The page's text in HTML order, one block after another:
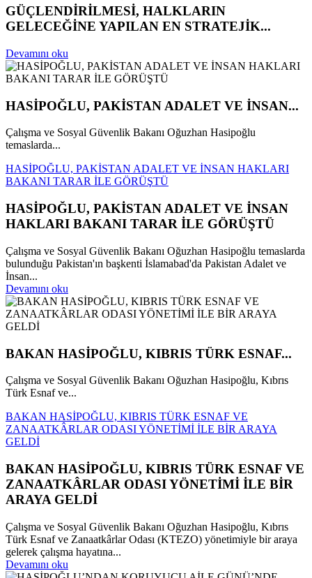
GÜÇLENDİRİLMESİ, HALKLARIN
GELECEĞİNE YAPILAN EN STRATEJİK...
Devamını oku
HASİPOĞLU, PAKİSTAN ADALET VE İNSAN...
Çalışma ve Sosyal Güvenlik Bakanı Oğuzhan Hasipoğlu
temaslarda...
HASİPOĞLU, PAKİSTAN ADALET VE İNSAN HAKLARI
BAKANI TARAR İLE GÖRÜŞTÜ
HASİPOĞLU, PAKİSTAN ADALET VE İNSAN
HAKLARI BAKANI TARAR İLE GÖRÜŞTÜ
Çalışma ve Sosyal Güvenlik Bakanı Oğuzhan Hasipoğlu temaslarda
bulunduğu Pakistan'ın başkenti İslamabad'da Pakistan Adalet ve
İnsan...
Devamını oku
BAKAN HASİPOĞLU, KIBRIS TÜRK ESNAF...
Çalışma ve Sosyal Güvenlik Bakanı Oğuzhan Hasipoğlu, Kıbrıs
Türk Esnaf ve...
BAKAN HASİPOĞLU, KIBRIS TÜRK ESNAF VE
ZANAATKÂRLAR ODASI YÖNETİMİ İLE BİR ARAYA
GELDİ
BAKAN HASİPOĞLU, KIBRIS TÜRK ESNAF VE
ZANAATKÂRLAR ODASI YÖNETİMİ İLE BİR
ARAYA GELDİ
Çalışma ve Sosyal Güvenlik Bakanı Oğuzhan Hasipoğlu, Kıbrıs
Türk Esnaf ve Zanaatkârlar Odası (KTEZO) yönetimiyle bir araya
gelerek çalışma hayatına...
Devamını oku